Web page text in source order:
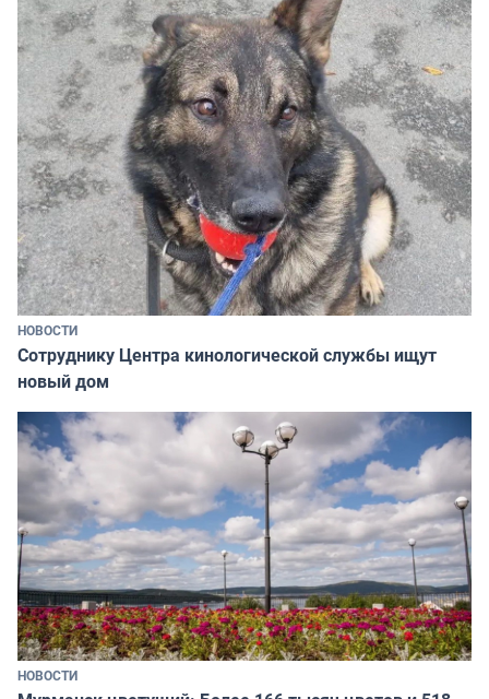
НОВОСТИ
Сотруднику Центра кинологической службы ищут
новый дом
НОВОСТИ